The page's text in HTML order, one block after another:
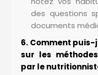
des questions
documents
6. Comment
sur les
par le